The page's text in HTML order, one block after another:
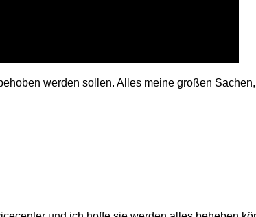
werden sollen. Alles meine großen